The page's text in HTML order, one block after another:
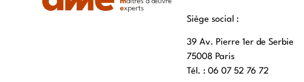
Siège social :
39 Av. Pierre 1er de Serbie
75008 Paris
Tél. : ‭06 07 52 76 72